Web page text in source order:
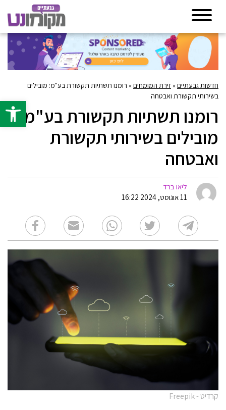
פתח
חדשות גבעתיים» זירת המומחים» רומנו תשתיות תקשורת בע"מ: מובילים
בשירותי תקשורת ואבטחה
רומנו תשתיות תקשורת בע"מ:
מובילים בשירותי תקשורת
ואבטחה
ליאו ברד
11 אוגוסט, 2024 16:22
קרדיט - Freepik